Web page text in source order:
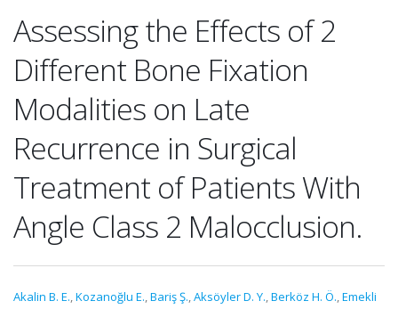
Assessing the Effects of 2
Different Bone Fixation
Modalities on Late
Recurrence in Surgical
Treatment of Patients With
Angle Class 2 Malocclusion.
Akalin B. E.,Kozanoğlu E.,Bariş Ş.,Aksöyler D. Y.,Berköz H. Ö.,Emekli